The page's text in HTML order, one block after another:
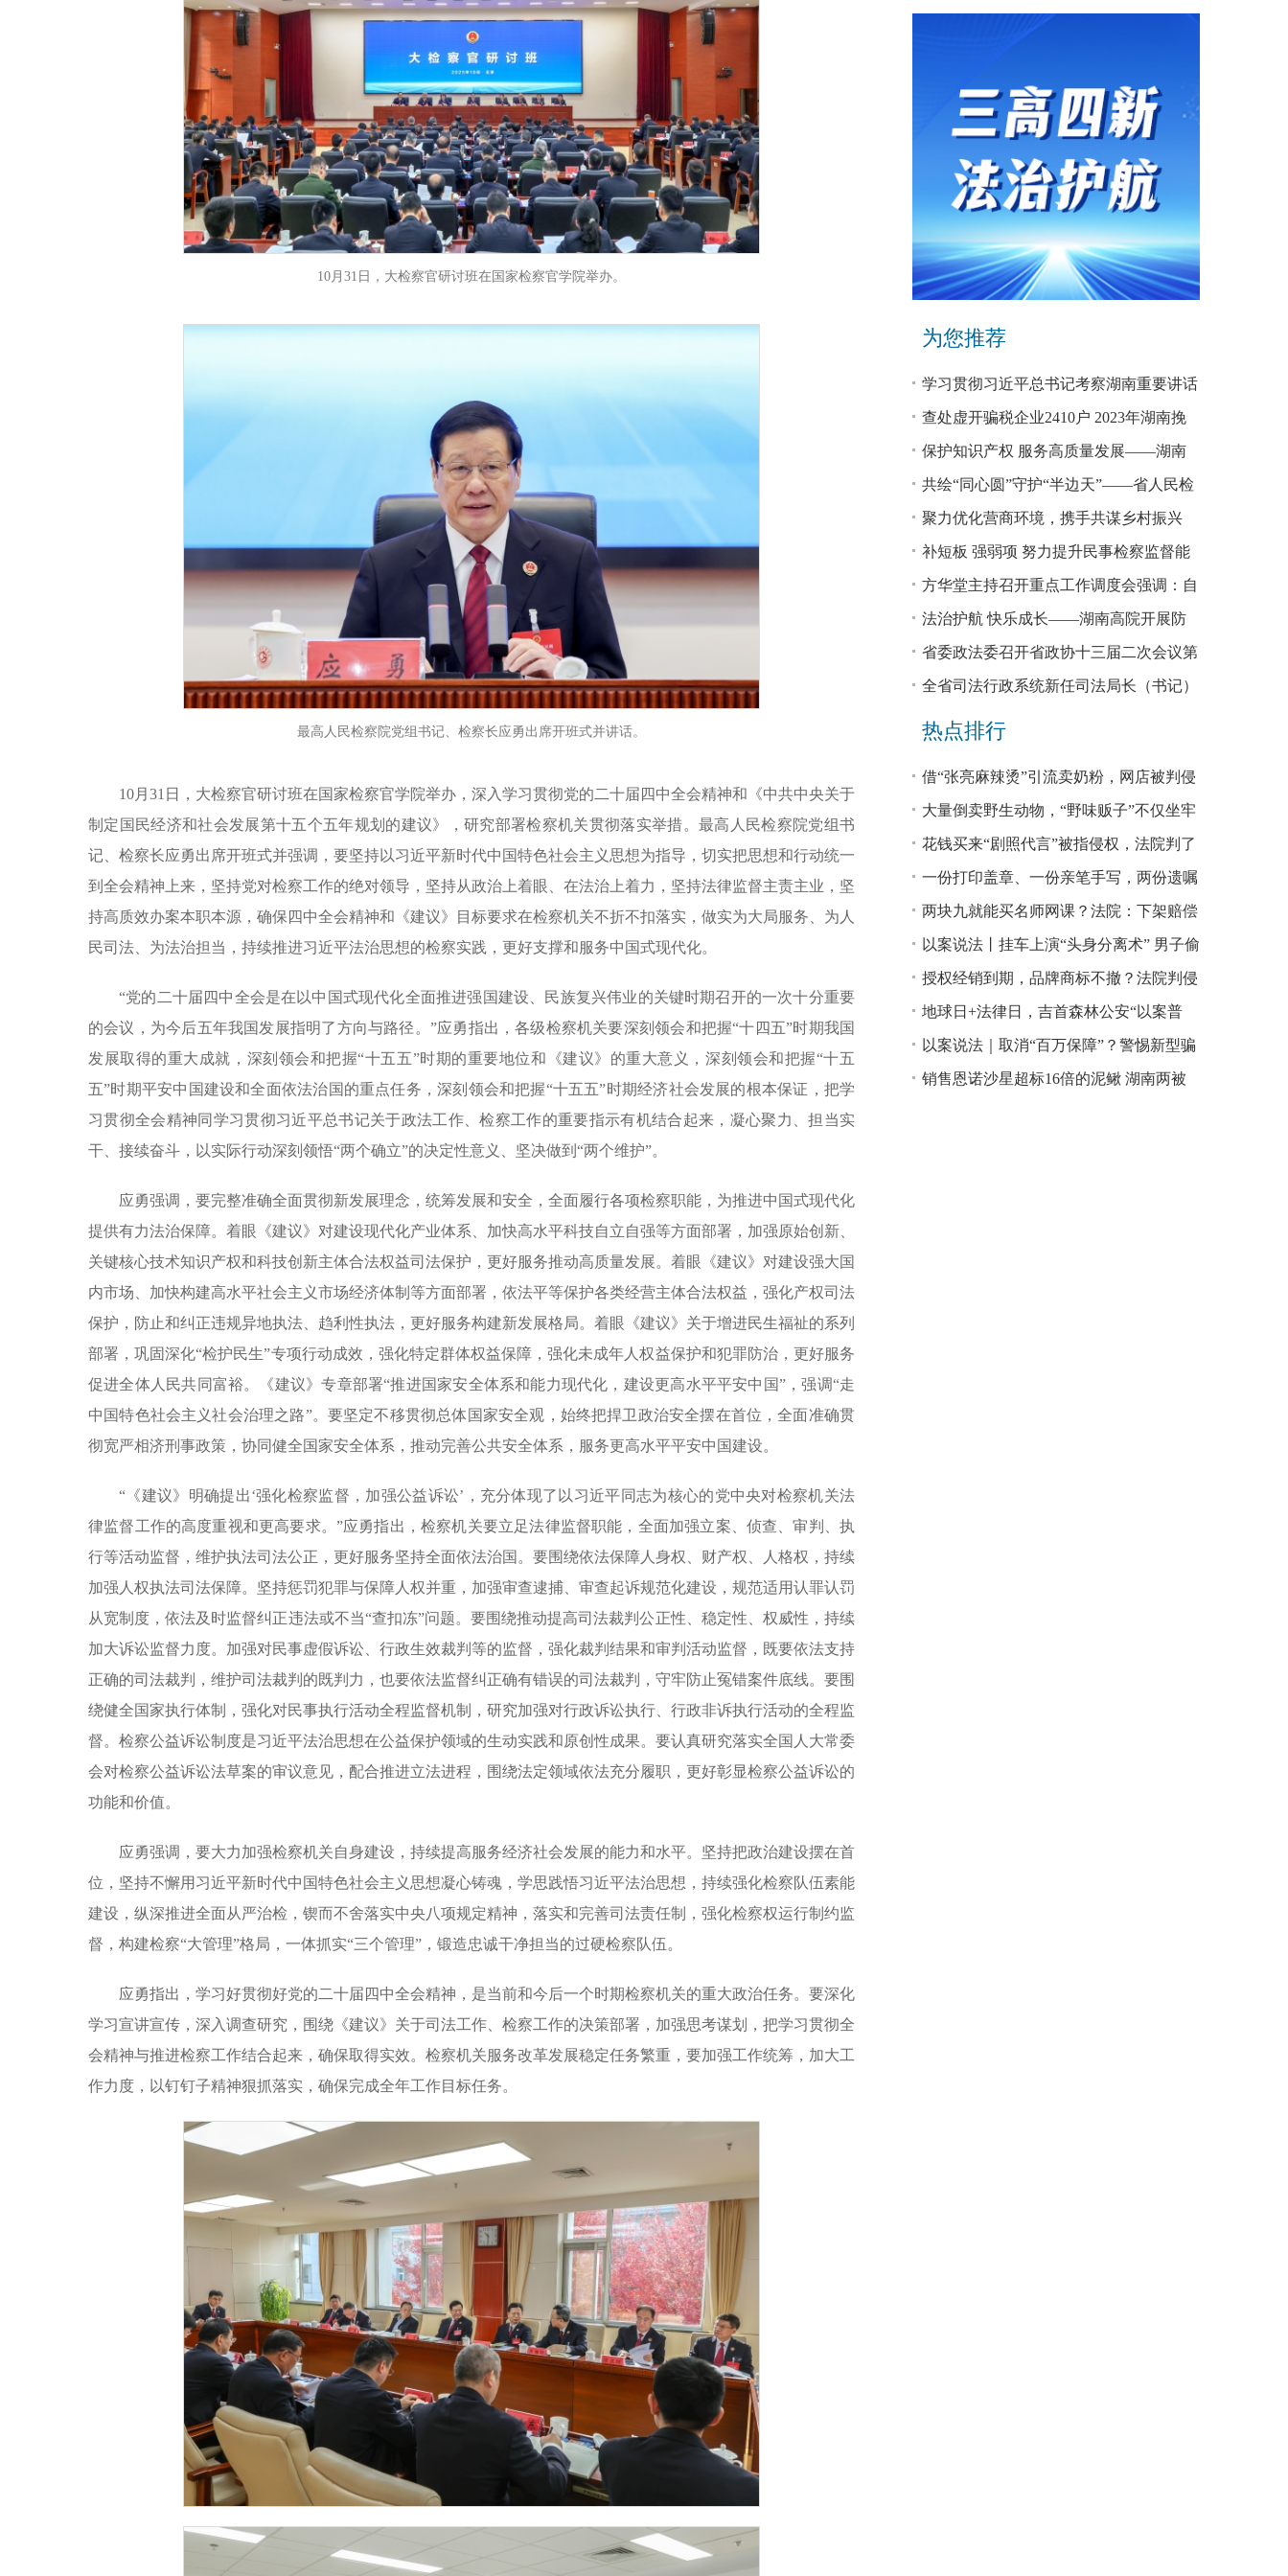
10月31日，大检察官研讨班在国家检察官学院举办。
最高人民检察院党组书记、检察长应勇出席开班式并讲话。
10月31日，大检察官研讨班在国家检察官学院举办，深入学习贯彻党的二十届四中全会精神和《中共中央关于
制定国民经济和社会发展第十五个五年规划的建议》，研究部署检察机关贯彻落实举措。最高人民检察院党组书
记、检察长应勇出席开班式并强调，要坚持以习近平新时代中国特色社会主义思想为指导，切实把思想和行动统一
到全会精神上来，坚持党对检察工作的绝对领导，坚持从政治上着眼、在法治上着力，坚持法律监督主责主业，坚
持高质效办案本职本源，确保四中全会精神和《建议》目标要求在检察机关不折不扣落实，做实为大局服务、为人
民司法、为法治担当，持续推进习近平法治思想的检察实践，更好支撑和服务中国式现代化。
“党的二十届四中全会是在以中国式现代化全面推进强国建设、民族复兴伟业的关键时期召开的一次十分重要
的会议，为今后五年我国发展指明了方向与路径。”应勇指出，各级检察机关要深刻领会和把握“十四五”时期我国
发展取得的重大成就，深刻领会和把握“十五五”时期的重要地位和《建议》的重大意义，深刻领会和把握“十五
五”时期平安中国建设和全面依法治国的重点任务，深刻领会和把握“十五五”时期经济社会发展的根本保证，把学
习贯彻全会精神同学习贯彻习近平总书记关于政法工作、检察工作的重要指示有机结合起来，凝心聚力、担当实
干、接续奋斗，以实际行动深刻领悟“两个确立”的决定性意义、坚决做到“两个维护”。
应勇强调，要完整准确全面贯彻新发展理念，统筹发展和安全，全面履行各项检察职能，为推进中国式现代化
提供有力法治保障。着眼《建议》对建设现代化产业体系、加快高水平科技自立自强等方面部署，加强原始创新、
关键核心技术知识产权和科技创新主体合法权益司法保护，更好服务推动高质量发展。着眼《建议》对建设强大国
内市场、加快构建高水平社会主义市场经济体制等方面部署，依法平等保护各类经营主体合法权益，强化产权司法
保护，防止和纠正违规异地执法、趋利性执法，更好服务构建新发展格局。着眼《建议》关于增进民生福祉的系列
部署，巩固深化“检护民生”专项行动成效，强化特定群体权益保障，强化未成年人权益保护和犯罪防治，更好服务
促进全体人民共同富裕。《建议》专章部署“推进国家安全体系和能力现代化，建设更高水平平安中国”，强调“走
中国特色社会主义社会治理之路”。要坚定不移贯彻总体国家安全观，始终把捍卫政治安全摆在首位，全面准确贯
彻宽严相济刑事政策，协同健全国家安全体系，推动完善公共安全体系，服务更高水平平安中国建设。
“《建议》明确提出‘强化检察监督，加强公益诉讼’，充分体现了以习近平同志为核心的党中央对检察机关法
律监督工作的高度重视和更高要求。”应勇指出，检察机关要立足法律监督职能，全面加强立案、侦查、审判、执
行等活动监督，维护执法司法公正，更好服务坚持全面依法治国。要围绕依法保障人身权、财产权、人格权，持续
加强人权执法司法保障。坚持惩罚犯罪与保障人权并重，加强审查逮捕、审查起诉规范化建设，规范适用认罪认罚
从宽制度，依法及时监督纠正违法或不当“查扣冻”问题。要围绕推动提高司法裁判公正性、稳定性、权威性，持续
加大诉讼监督力度。加强对民事虚假诉讼、行政生效裁判等的监督，强化裁判结果和审判活动监督，既要依法支持
正确的司法裁判，维护司法裁判的既判力，也要依法监督纠正确有错误的司法裁判，守牢防止冤错案件底线。要围
绕健全国家执行体制，强化对民事执行活动全程监督机制，研究加强对行政诉讼执行、行政非诉执行活动的全程监
督。检察公益诉讼制度是习近平法治思想在公益保护领域的生动实践和原创性成果。要认真研究落实全国人大常委
会对检察公益诉讼法草案的审议意见，配合推进立法进程，围绕法定领域依法充分履职，更好彰显检察公益诉讼的
功能和价值。
应勇强调，要大力加强检察机关自身建设，持续提高服务经济社会发展的能力和水平。坚持把政治建设摆在首
位，坚持不懈用习近平新时代中国特色社会主义思想凝心铸魂，学思践悟习近平法治思想，持续强化检察队伍素能
建设，纵深推进全面从严治检，锲而不舍落实中央八项规定精神，落实和完善司法责任制，强化检察权运行制约监
督，构建检察“大管理”格局，一体抓实“三个管理”，锻造忠诚干净担当的过硬检察队伍。
应勇指出，学习好贯彻好党的二十届四中全会精神，是当前和今后一个时期检察机关的重大政治任务。要深化
学习宣讲宣传，深入调查研究，围绕《建议》关于司法工作、检察工作的决策部署，加强思考谋划，把学习贯彻全
会精神与推进检察工作结合起来，确保取得实效。检察机关服务改革发展稳定任务繁重，要加强工作统筹，加大工
作力度，以钉钉子精神狠抓落实，确保完成全年工作目标任务。
为您推荐
学习贯彻习近平总书记考察湖南重要讲话
和指示精神专题研讨班开班
查处虚开骗税企业2410户 2023年湖南挽
回税款损失48.2亿元
保护知识产权 服务高质量发展——湖南
省公安厅公布打击侵犯知识产权犯罪10起
典型案例
共绘“同心圆”守护“半边天”——省人民检
察院、省妇联共同主办检察开放日活动
聚力优化营商环境，携手共谋乡村振兴
—— 省法院驻大坪村工作队、村“两委”干
部赴企参观学习调研
补短板 强弱项 努力提升民事检察监督能
力
方华堂主持召开重点工作调度会强调：自
我加压 砥砺奋进 推动工作更有成效 更加
出彩
法治护航 快乐成长——湖南高院开展防
欺凌、防性侵公益普法宣讲
省委政法委召开省政协十三届二次会议第
0327号提案办理座谈会
全省司法行政系统新任司法局长（书记）
培训班开班 方华堂作专题辅导
热点排行
借“张亮麻辣烫”引流卖奶粉，网店被判侵
权！
大量倒卖野生动物，“野味贩子”不仅坐牢
还得赔钱
花钱买来“剧照代言”被指侵权，法院判了
一份打印盖章、一份亲笔手写，两份遗嘱
谁说了算？
两块九就能买名师网课？法院：下架赔偿
以案说法丨挂车上演“头身分离术” 男子偷
逃高速通行费获刑
授权经销到期，品牌商标不撤？法院判侵
权！
地球日+法律日，吉首森林公安“以案普
法”
以案说法｜取消“百万保障”？警惕新型骗
局！
销售恩诺沙星超标16倍的泥鳅 湖南两被